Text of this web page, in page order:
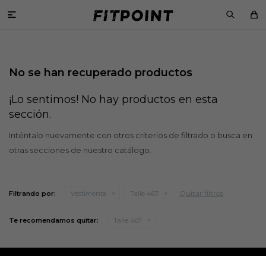

No se han recuperado productos
¡Lo sentimos! No hay productos en esta
sección.
Inténtalo nuevamente con otros criterios de filtrado o busca en
otras secciones de nuestro catálogo.
Filtrando por: Vestimenta Talle 467 Quitar filtros
Te recomendamos quitar: Talle 467